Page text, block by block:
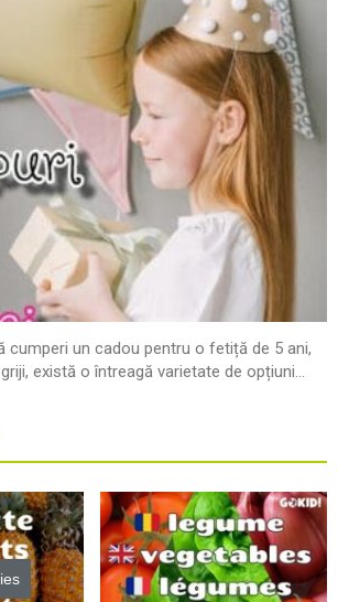
cumperi un cadou pentru o fetiță de 5 ani,
există o întreagă varietate de opțiuni...